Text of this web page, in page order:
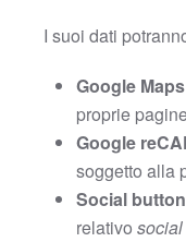
I suoi dati
Google Maps
proprie
Google
soggetto alla
Social
relativo